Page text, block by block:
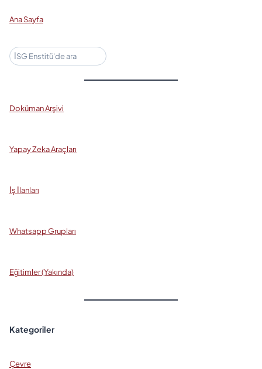
Ana Sayfa
Ara
Doküman Arşivi
Yapay Zeka Araçları
İş İlanları
Whatsapp Grupları
Eğitimler (Yakında)
Kategoriler
Çevre